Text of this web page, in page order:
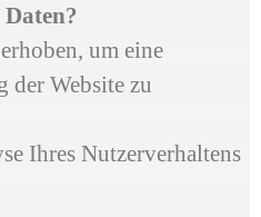
um eine
der Website zu
Ihres Nutzerverhaltens